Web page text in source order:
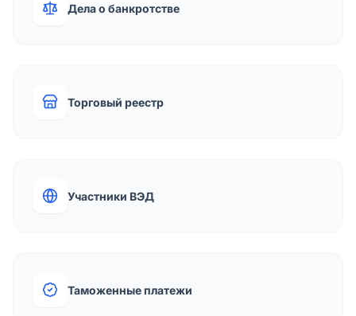
Дела о банкротстве
Торговый реестр
Участники ВЭД
Таможенные платежи